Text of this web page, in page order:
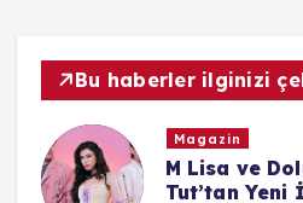
Bu haberler ilginizi
Magazin
M Lisa ve
Tut’tan Yeni